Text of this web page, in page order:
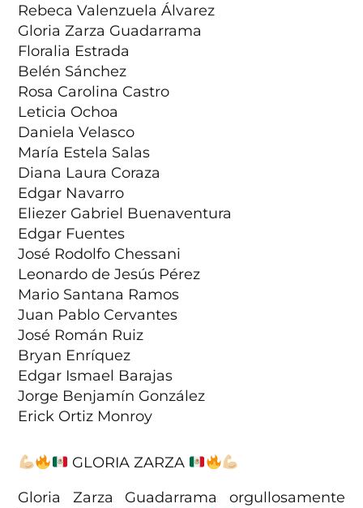
Rebeca Valenzuela Álvarez
Gloria Zarza Guadarrama
Floralia Estrada
Belén Sánchez
Rosa Carolina Castro
Leticia Ochoa
Daniela Velasco
María Estela Salas
Diana Laura Coraza
Edgar Navarro
Eliezer Gabriel Buenaventura
Edgar Fuentes
José Rodolfo Chessani
Leonardo de Jesús Pérez
Mario Santana Ramos
Juan Pablo Cervantes
José Román Ruiz
Bryan Enríquez
Edgar Ismael Barajas
Jorge Benjamín González
Erick Ortiz Monroy
GLORIA ZARZA
Gloria Zarza Guadarrama orgullosamente